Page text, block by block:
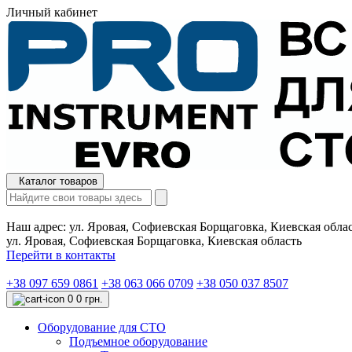
Личный кабинет
Каталог товаров
Наш адрес: ул. Яровая, Софиевская Борщаговка, Киевская
ул. Яровая, Софиевская Борщаговка, Киевская область
Перейти в контакты
+38 097 659 0861 +38 063 066 0709 +38 050 037 8507
0 0 грн.
Оборудование для СТО
Подъемное оборудование